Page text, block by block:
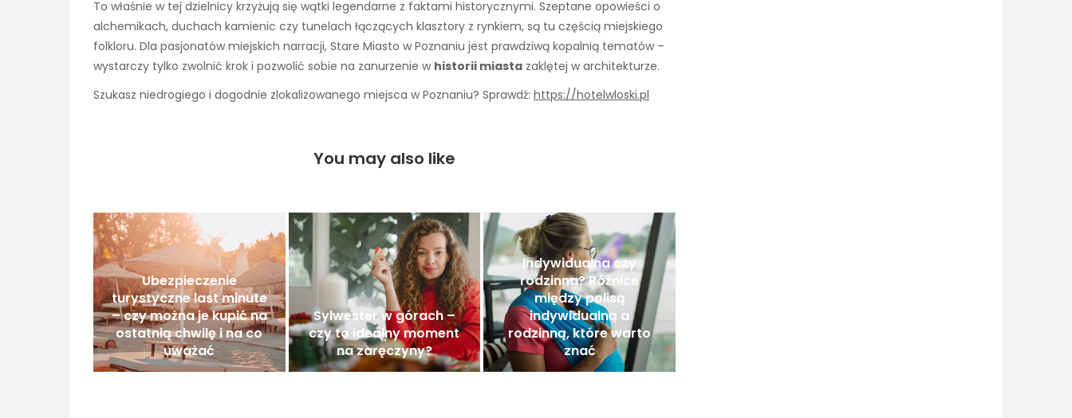
To właśnie w tej dzielnicy krzyżują się wątki legendarne z faktami historycznymi. Szeptane opowieści o
alchemikach, duchach kamienic czy tunelach łączących klasztory z rynkiem, są tu częścią miejskiego
folkloru. Dla pasjonatów miejskich narracji, Stare Miasto w Poznaniu jest prawdziwą kopalnią tematów –
wystarczy tylko zwolnić krok i pozwolić sobie na zanurzenie w historii miasta zaklętej w architekturze.
Szukasz niedrogiego i dogodnie zlokalizowanego miejsca w Poznaniu? Sprawdź: https://hotelwloski.pl
You may also like
Ubezpieczenie
turystyczne last minute
– czy można je kupić na
ostatnią chwilę i na co
uważać
Sylwester w górach –
czy to idealny moment
na zaręczyny?
Indywidualna czy
rodzinna? Różnice
między polisą
indywidualną a
rodzinną, które warto
znać